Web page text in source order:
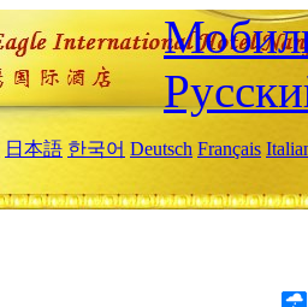
日本語 한국어 Deutsch Français